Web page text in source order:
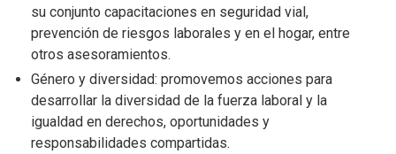
su conjunto capacitaciones en seguridad vial,
prevención de riesgos laborales y en el hogar, entre
otros asesoramientos.
Género y diversidad: promovemos acciones para
desarrollar la diversidad de la fuerza laboral y la
igualdad en derechos, oportunidades y
responsabilidades compartidas.